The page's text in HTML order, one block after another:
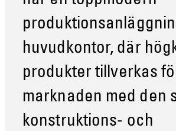
huvudkontor, där
produkter tillverkas
marknaden med den
konstruktions- och